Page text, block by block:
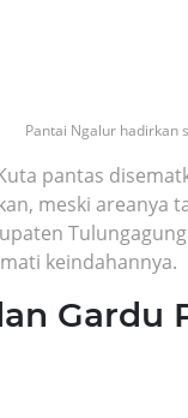
Pantai Ngalur hadirkan
pantas
meski areanya
keindahannya.
Gardu